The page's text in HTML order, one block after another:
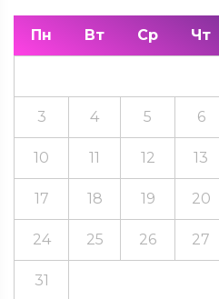
Пн Вт Ср Чт
3 4 5 6
10 11 12 13
17 18 19 20
24 25 26 27
31